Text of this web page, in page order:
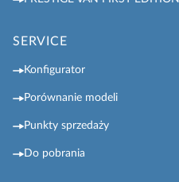
SERVICE
Konfigurator
Porównanie modeli
Punkty sprzedaży
Do pobrania